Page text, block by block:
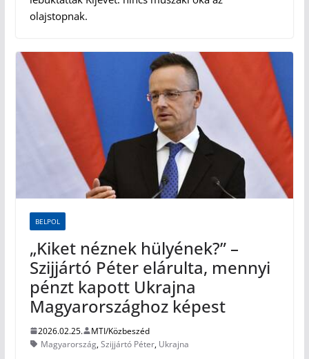
olajstopnak.
BELPOL
„Kiket néznek hülyének?” –
Szijjártó Péter elárulta, mennyi
pénzt kapott Ukrajna
Magyarországhoz képest
2026.02.25.
MTI/Közbeszéd
Magyarország,Szijjártó Péter, Ukrajna